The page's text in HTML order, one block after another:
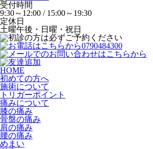
受付時間
9:30～12:00 / 15:00～19:30
定休日
土曜午後・日曜・祝日
HOME
初めての方へ
施術について
トリガーポイント
痛みについて
膝の痛み
骨盤の痛み
肩の痛み
腰の痛み
めまい